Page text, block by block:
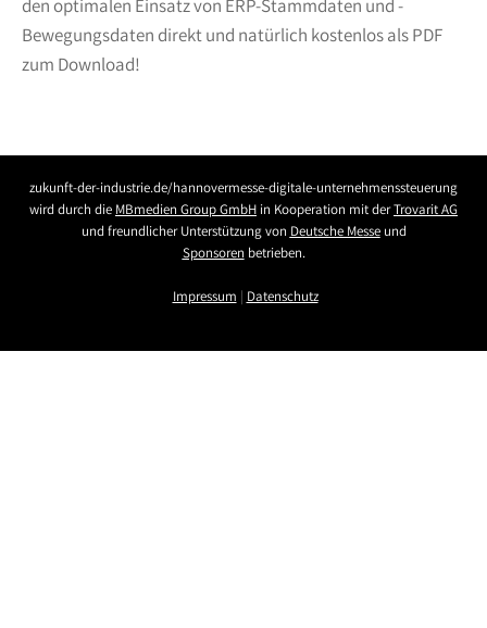
den optimalen Einsatz von ERP-Stammdaten und -
Bewegungsdaten direkt und natürlich kostenlos als PDF
zum Download!
zukunft-der-industrie.de/hannovermesse-digitale-unternehmenssteuerung
wird durch die MBmedien Group GmbH in Kooperation mit derTrovarit AG
und freundlicher Unterstützung von Deutsche Messeund
Sponsoren betrieben.
Impressum | Datenschutz